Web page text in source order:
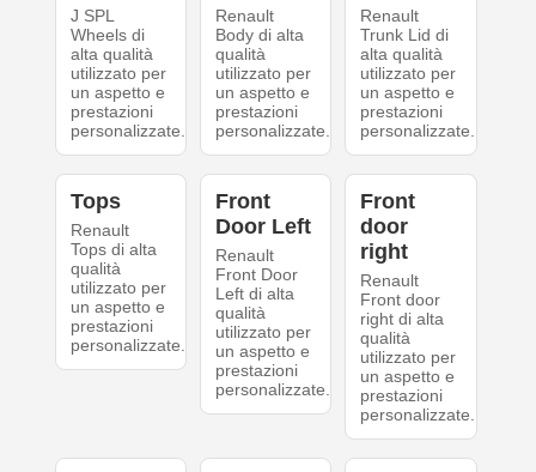
J SPL
Wheels di
alta qualità
utilizzato per
un aspetto e
prestazioni
personalizzate.
Renault
Body di alta
qualità
utilizzato per
un aspetto e
prestazioni
personalizzate.
Renault
Trunk Lid di
alta qualità
utilizzato per
un aspetto e
prestazioni
personalizzate.
Tops
Renault
Tops di alta
qualità
utilizzato per
un aspetto e
prestazioni
personalizzate.
Front
Door Left
Renault
Front Door
Left di alta
qualità
utilizzato per
un aspetto e
prestazioni
personalizzate.
Front
door
right
Renault
Front door
right di alta
qualità
utilizzato per
un aspetto e
prestazioni
personalizzate.